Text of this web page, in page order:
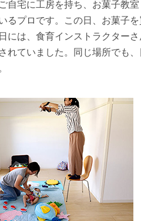
自宅に工房を持ち、お菓子教室
るプロです。この日、お菓子
には、食育インストラクター
れていました。同じ場所でも